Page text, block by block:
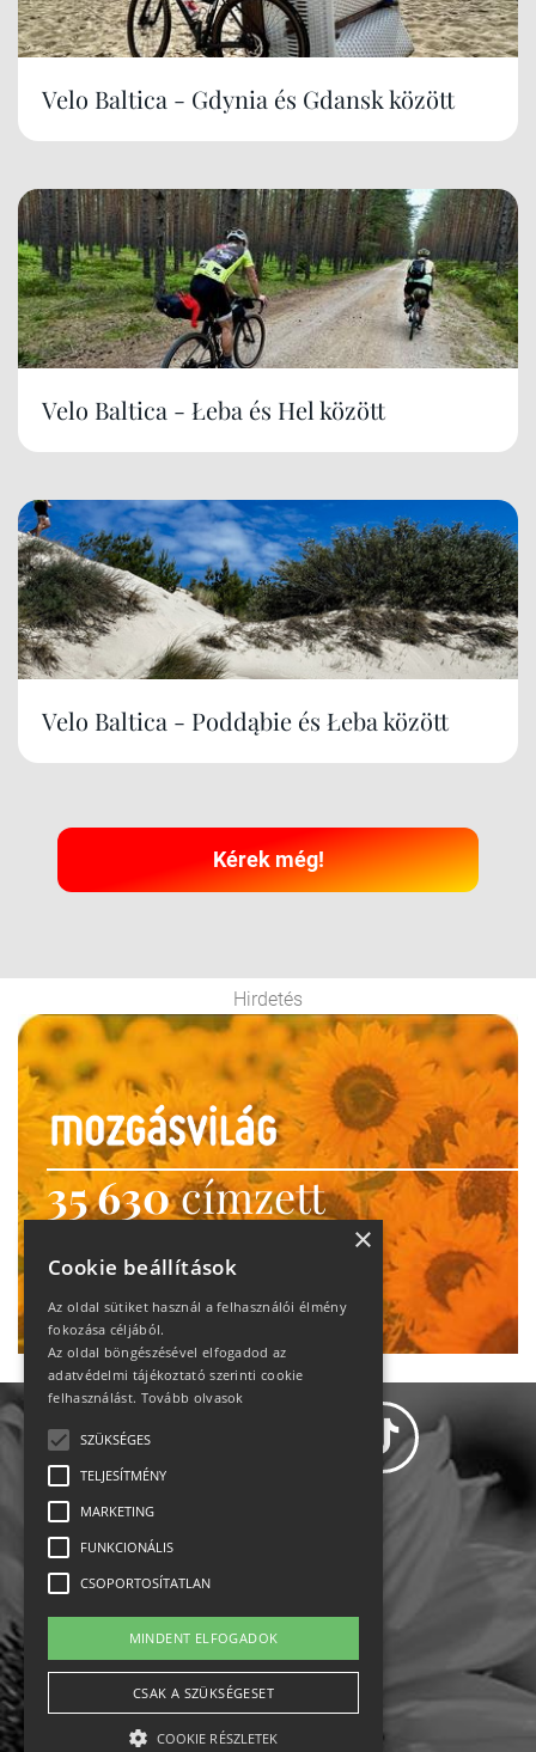
Velo Baltica - Gdynia és Gdansk között
Velo Baltica - Łeba és Hel között
Velo Baltica - Poddąbie és Łeba között
Kérek még!
Hirdetés
35 630címzett
heti motiváció
Ne maradj le!
Állásajánlatok
Impresszum-kapcsolat
Jogi nyilatkozat
×
Cookie beállítások
Az oldal sütiket használ a felhasználói élmény
fokozása céljából.
Az oldal böngészésével elfogadod az
adatvédelmi tájékoztató szerinti cookie
felhasználást. Tovább olvasok
SZÜKSÉGES
TELJESÍTMÉNY
MARKETING
FUNKCIONÁLIS
CSOPORTOSÍTATLAN
MINDENT ELFOGADOK
CSAK A SZÜKSÉGESET
COOKIE RÉSZLETEK